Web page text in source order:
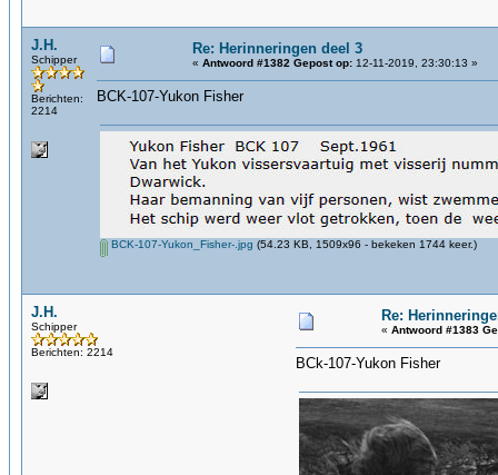
J.H.
Schipper
Berichten:
2214
Re: Herinneringen deel 3
« Antwoord #1382 Gepost op: 12-11-2019, 23:30:13 »
BCK-107-Yukon Fisher
BCK-107-Yukon_Fisher-.jpg (54.23 KB, 1509x96 - bekeken 1744 keer.)
J.H.
Schipper
Berichten: 2214
Re:
« Antwoord #1383
BCk-107-Yukon Fisher